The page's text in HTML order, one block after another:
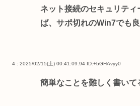
ネット接続のセキュリティ
ば、サポ切れのWin7でも
4 : 2025/02/15(土) 00:41:09.94 ID:+bGHAvyy0
簡単なことを難しく書いて